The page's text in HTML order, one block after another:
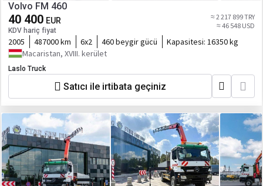
Volvo FM 460
40 400 EUR
KDV hariç fiyat
≈ 2 217 899 TRY
≈ 46 548 USD
2005 487000 km 6x2 460 beygir gücü Kapasitesi: 16350 kg
Macaristan, XVIII. kerület
Laslo Truck
Satıcı ile irtibata geçiniz